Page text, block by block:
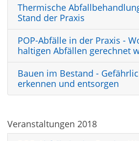
Thermische
Stand der Praxis
POP-Abfälle in der Praxis -
haltigen Abfällen gerechnet
Bauen im Bestand -
erkennen und entsorgen
Veranstaltungen 2018